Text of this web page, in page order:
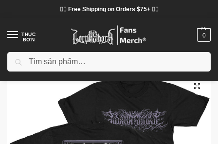
❤️‍🔥 Free Shipping on Orders $75+ ❤️‍🔥
THỰC
ĐƠN
0
Trang chủ / Cửa hàng / Lorna Shore vải